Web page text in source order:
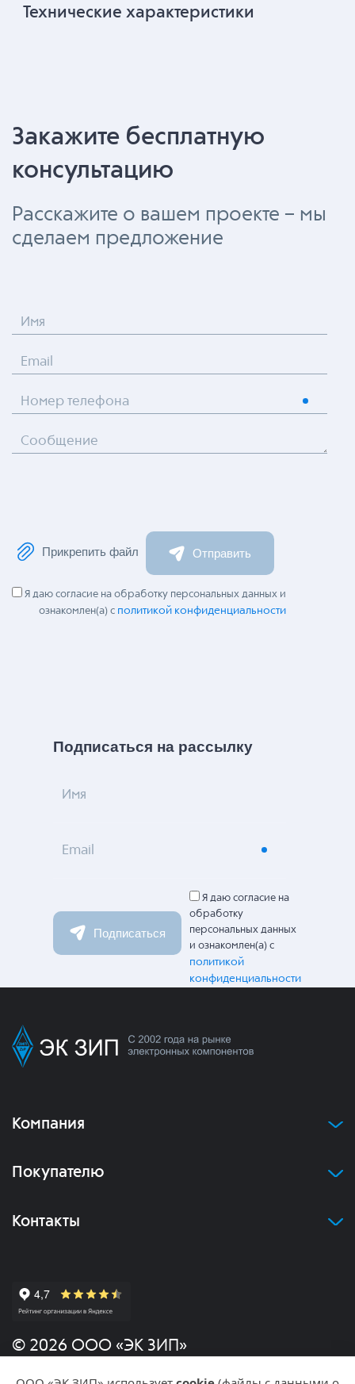
Технические характеристики
Закажите бесплатную
консультацию
Расскажите о вашем проекте – мы
сделаем предложение
Имя
Email
Номер телефона
Сообщение
Прикрепить файл Отправить
Я даю согласие на обработку персональных данных и
ознакомлен(а) с политикой конфиденциальности
Подписаться на рассылку
Имя
Email
Подписаться
Я даю согласие на
обработку
персональных данных
и ознакомлен(а) с
политикой
конфиденциальности
Компания
Покупателю
Контакты
© 2026 ООО «ЭК ЗИП»